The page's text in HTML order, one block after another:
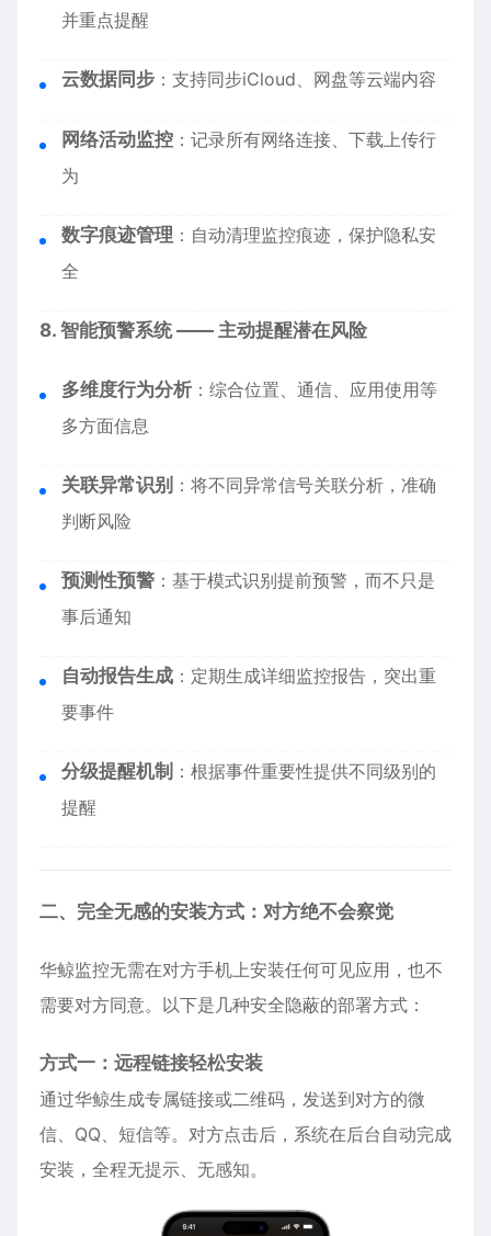
并重点提醒
云数据同步 ：支持同步iCloud、网盘等云端内容
网络活动监控 ：记录所有网络连接、下载上传行
为
数字痕迹管理 ：自动清理监控痕迹，保护隐私安
全
8. 智能预警系统 —— 主动提醒潜在风险
多维度行为分析 ：综合位置、通信、应用使用等
多方面信息
关联异常识别 ：将不同异常信号关联分析，准确
判断风险
预测性预警 ：基于模式识别提前预警，而不只是
事后通知
自动报告生成 ：定期生成详细监控报告，突出重
要事件
分级提醒机制 ：根据事件重要性提供不同级别的
提醒
二、完全无感的安装方式：对方绝不会察觉
华鲸监控无需在对方手机上安装任何可见应用，也不
需要对方同意。以下是几种安全隐蔽的部署方式：
方式一：远程链接轻松安装
通过华鲸生成专属链接或二维码，发送到对方的微
信、QQ、短信等。对方点击后，系统在后台自动完成
安装，全程无提示、无感知。